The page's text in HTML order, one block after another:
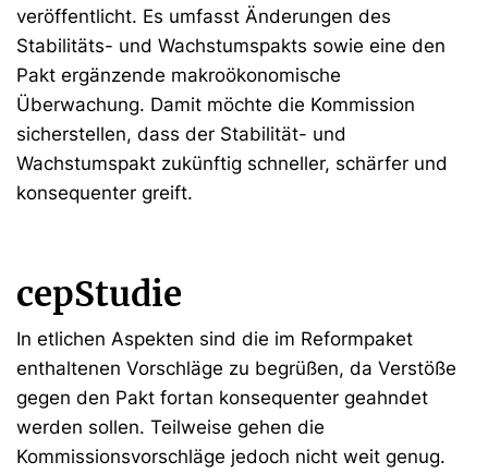
veröffentlicht. Es umfasst Änderungen des
Stabilitäts- und Wachstumspakts sowie eine den
Pakt ergänzende makroökonomische
Überwachung. Damit möchte die Kommission
sicherstellen, dass der Stabilität- und
Wachstumspakt zukünftig schneller, schärfer und
konsequenter greift.
cepStudie
In etlichen Aspekten sind die im Reformpaket
enthaltenen Vorschläge zu begrüßen, da Verstöße
gegen den Pakt fortan konsequenter geahndet
werden sollen. Teilweise gehen die
Kommissionsvorschläge jedoch nicht weit genug.